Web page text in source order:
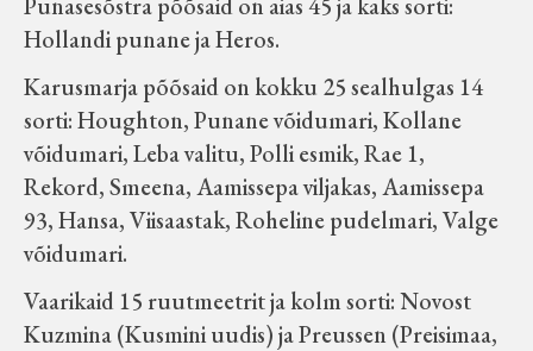
Punasesõstra põõsaid on aias 45 ja kaks sorti:
Hollandi punane ja Heros.
Karusmarja põõsaid on kokku 25 sealhulgas 14
sorti: Houghton, Punane võidumari, Kollane
võidumari, Leba valitu, Polli esmik, Rae 1,
Rekord, Smeena, Aamissepa viljakas, Aamissepa
93, Hansa, Viisaastak, Roheline pudelmari, Valge
võidumari.
Vaarikaid 15 ruutmeetrit ja kolm sorti: Novost
Kuzmina (Kusmini uudis) ja Preussen (Preisimaa,